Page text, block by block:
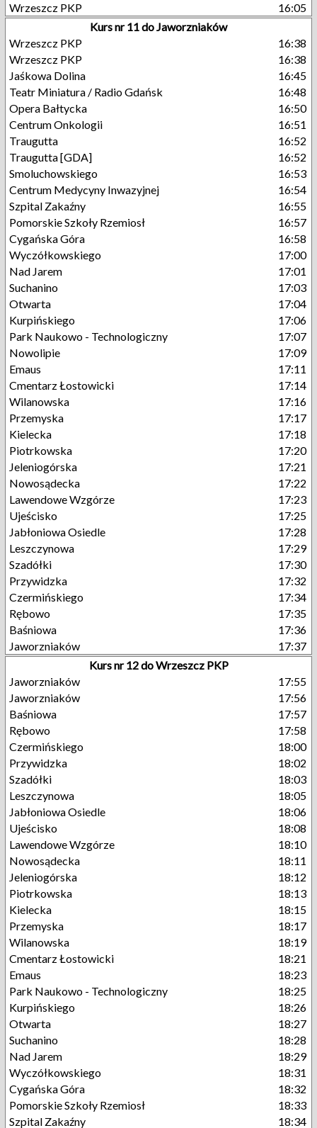
Wrzeszcz PKP
16:05
Kurs nr 11 do Jaworzniaków
Wrzeszcz PKP
16:38
Wrzeszcz PKP
16:38
Jaśkowa Dolina
16:45
Teatr Miniatura / Radio Gdańsk
16:48
Opera Bałtycka
16:50
Centrum Onkologii
16:51
Traugutta
16:52
Traugutta [GDA]
16:52
Smoluchowskiego
16:53
Centrum Medycyny Inwazyjnej
16:54
Szpital Zakaźny
16:55
Pomorskie Szkoły Rzemiosł
16:57
Cygańska Góra
16:58
Wyczółkowskiego
17:00
Nad Jarem
17:01
Suchanino
17:03
Otwarta
17:04
Kurpińskiego
17:06
Park Naukowo - Technologiczny
17:07
Nowolipie
17:09
Emaus
17:11
Cmentarz Łostowicki
17:14
Wilanowska
17:16
Przemyska
17:17
Kielecka
17:18
Piotrkowska
17:20
Jeleniogórska
17:21
Nowosądecka
17:22
Lawendowe Wzgórze
17:23
Ujeścisko
17:25
Jabłoniowa Osiedle
17:28
Leszczynowa
17:29
Szadółki
17:30
Przywidzka
17:32
Czermińskiego
17:34
Rębowo
17:35
Baśniowa
17:36
Jaworzniaków
17:37
Kurs nr 12 do Wrzeszcz PKP
Jaworzniaków
17:55
Jaworzniaków
17:56
Baśniowa
17:57
Rębowo
17:58
Czermińskiego
18:00
Przywidzka
18:02
Szadółki
18:03
Leszczynowa
18:05
Jabłoniowa Osiedle
18:06
Ujeścisko
18:08
Lawendowe Wzgórze
18:10
Nowosądecka
18:11
Jeleniogórska
18:12
Piotrkowska
18:13
Kielecka
18:15
Przemyska
18:17
Wilanowska
18:19
Cmentarz Łostowicki
18:21
Emaus
18:23
Park Naukowo - Technologiczny
18:25
Kurpińskiego
18:26
Otwarta
18:27
Suchanino
18:28
Nad Jarem
18:29
Wyczółkowskiego
18:31
Cygańska Góra
18:32
Pomorskie Szkoły Rzemiosł
18:33
Szpital Zakaźny
18:34